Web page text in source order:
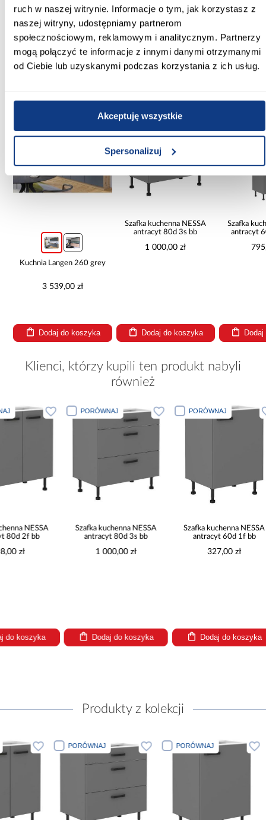
ruch w naszej witrynie. Informacje o tym, jak korzystasz z
naszej witryny, udostępniamy partnerom
społecznościowym, reklamowym i analitycznym. Partnerzy
mogą połączyć te informacje z innymi danymi otrzymanymi
od Ciebie lub uzyskanymi podczas korzystania z ich usług.
Akceptuję wszystkie
Spersonalizuj
Tak
Kuchnia Langen 260 grey
3 539,00 zł
Dodaj do koszyka
PORÓWNAJ
Szafka kuchenna NESSA
antracyt 80d 3s bb
1 000,00 zł
Dodaj do koszyka
Szafka
antracyt
Klienci, którzy kupili ten produkt nabyli
również
PORÓWNAJ
Szafka kuchenna NESSA
antracyt 80d 3s bb
Dodaj do koszyka
PORÓWNAJ
Szafka kuchenna NESSA
antracyt 60d 1f bb
Dodaj do koszyka
Szafka
Produkty z kolekcji
PORÓWNAJ PORÓWNAJ